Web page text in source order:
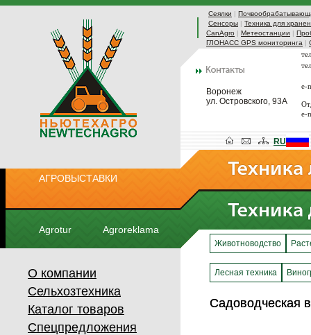
Сеялки |
Сенсоры | Техника для
CanAgro | Метеостанции |
ГЛОНАСС GPS мониторинга |
Воронеж
ул. Островского, 93А
e-
e-
АГРОВЫСТАВКИ
Agrotur Agroreklama
RU
О компании
Сельхозтехника
Каталог товаров
Спецпредложения
Животноводство
Лесная техника
Садоводческая
Садоводческая